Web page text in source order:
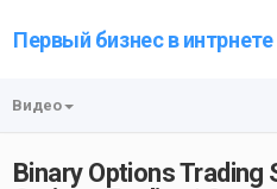
Первый бизнес в интрнете
Видео
Binary Options Trading